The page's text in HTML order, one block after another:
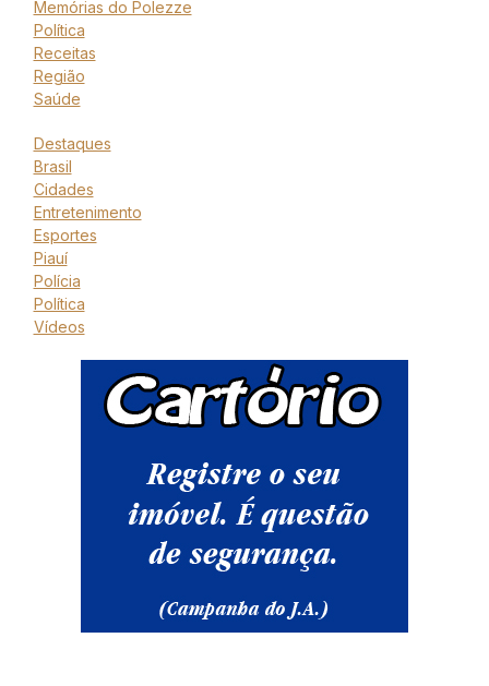
Memórias do Polezze
Política
Receitas
Região
Saúde
Destaques
Brasil
Cidades
Entretenimento
Esportes
Piauí
Polícia
Política
Vídeos